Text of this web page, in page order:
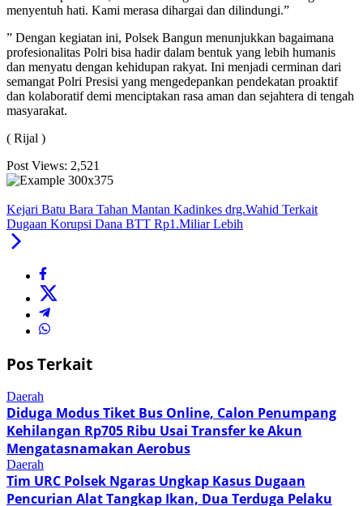
menyentuh hati. Kami merasa dihargai dan dilindungi.”
” Dengan kegiatan ini, Polsek Bangun menunjukkan bagaimana
profesionalitas Polri bisa hadir dalam bentuk yang lebih humanis
dan menyatu dengan kehidupan rakyat. Ini menjadi cerminan dari
semangat Polri Presisi yang mengedepankan pendekatan proaktif
dan kolaboratif demi menciptakan rasa aman dan sejahtera di tengah
masyarakat.
( Rijal )
Post Views: 2,521
Kejari Batu Bara Tahan Mantan Kadinkes drg.Wahid Terkait
Dugaan Korupsi Dana BTT Rp1.Miliar Lebih
Pos Terkait
Daerah
Diduga Modus Tiket Bus Online, Calon Penumpang
Kehilangan Rp705 Ribu Usai Transfer ke Akun
Mengatasnamakan Aerobus
Daerah
Tim URC Polsek Ngaras Ungkap Kasus Dugaan
Pencurian Alat Tangkap Ikan, Dua Terduga Pelaku